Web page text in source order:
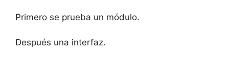
Primero se prueba un módulo.
Después una interfaz.